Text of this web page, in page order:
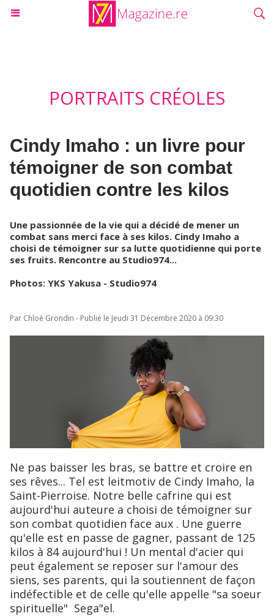
PORTRAITS CRÉOLES
Cindy Imaho : un livre pour
témoigner de son combat
quotidien contre les kilos
Une passionnée de la vie qui a décidé de mener un
combat sans merci face à ses kilos. Cindy Imaho a
choisi de témoigner sur sa lutte quotidienne qui porte
ses fruits. Rencontre au Studio974...
Photos: YKS Yakusa - Studio974
Par Chloé Grondin - Publié le Jeudi 31 Décembre 2020 à 09:30
Ne pas baisser les bras, se battre et croire en
ses rêves... Tel est leitmotiv de Cindy Imaho, la
Saint-Pierroise. Notre belle cafrine qui est
aujourd'hui auteure a choisi de témoigner sur
son combat quotidien face aux . Une guerre
qu'elle est en passe de gagner, passant de 125
kilos à 84 aujourd'hui ! Un mental d'acier qui
peut également se reposer sur l'amour des
siens, ses parents, qui la soutiennent de façon
indéfectible et de celle qu'elle appelle "sa soeur
spirituelle" Sega"el.